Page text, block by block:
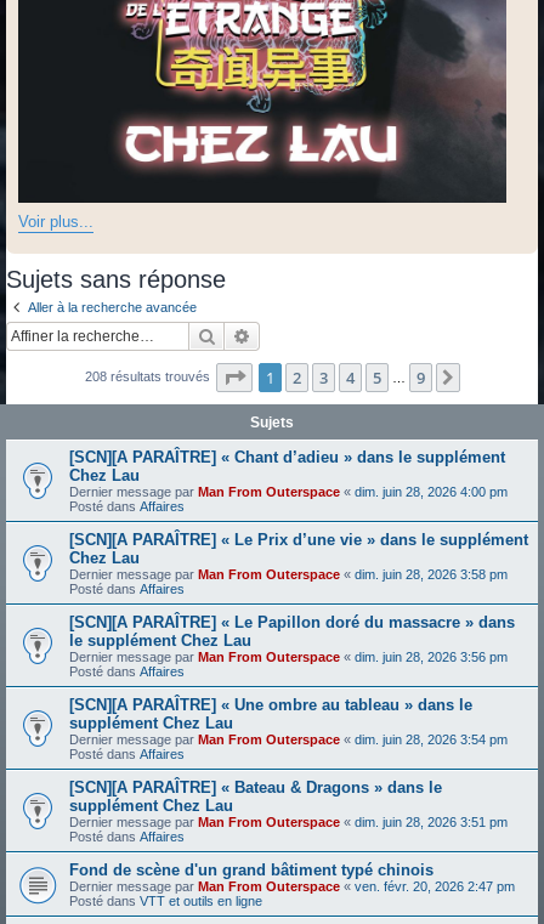
Voir plus...
Sujets sans réponse
Aller à la recherche avancée
Rechercher
208 résultats trouvés Page 1sur9
1 2 3 4 5 9
Sujets
[SCN][A PARAÎTRE] « Chant d’adieu » dans le supplément
Chez Lau
Dernier message par Man From Outerspace « dim. juin 28, 2026 4:00 pm
Posté dans Affaires
[SCN][A PARAÎTRE] « Le Prix d’une vie » dans le supplément
Chez Lau
Dernier message par Man From Outerspace « dim. juin 28, 2026 3:58 pm
Posté dans Affaires
[SCN][A PARAÎTRE] « Le Papillon doré du massacre » dans
le supplément Chez Lau
Dernier message par Man From Outerspace « dim. juin 28, 2026 3:56 pm
Posté dans Affaires
[SCN][A PARAÎTRE] « Une ombre au tableau » dans le
supplément Chez Lau
Dernier message par Man From Outerspace « dim. juin 28, 2026 3:54 pm
Posté dans Affaires
[SCN][A PARAÎTRE] « Bateau & Dragons » dans le
supplément Chez Lau
Dernier message par Man From Outerspace « dim. juin 28, 2026 3:51 pm
Posté dans Affaires
Fond de scène d'un grand bâtiment typé chinois
Dernier message par Man From Outerspace « ven. févr. 20, 2026 2:47 pm
Posté dans VTT et outils en ligne